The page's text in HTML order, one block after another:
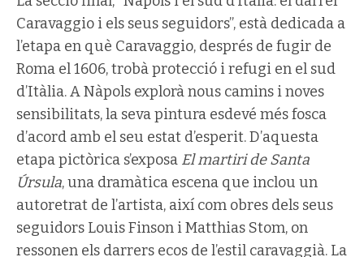
Caravaggio i els seus seguidors”, està dedicada a
l’etapa en què Caravaggio, després de fugir de
Roma el 1606, trobà protecció i refugi en el sud
d’Itàlia. A Nàpols explorà nous camins i noves
sensibilitats, la seva pintura esdevé més fosca
d’acord amb el seu estat d’esperit. D’aquesta
etapa pictòrica s’exposa El martiri de Santa
Úrsula, una dramàtica escena que inclou un
autoretrat de l’artista, així com obres dels seus
seguidors Louis Finson i Matthias Stom, on
ressonen els darrers ecos de l’estil caravaggià. La